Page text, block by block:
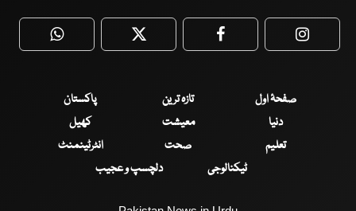
WhatsApp Twitter Facebook
صفحۂ اول تازہ ترین
پاکستان
دنیا
معیشت
کھیل
تعلیم
صحت
انٹرٹینمنٹ
ٹیکنالوجی
دلچسپ و عجیب